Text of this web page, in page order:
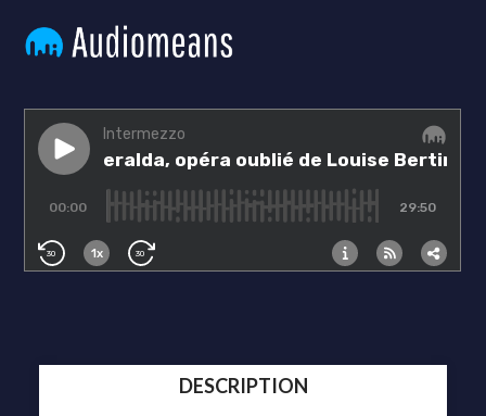
DESCRIPTION